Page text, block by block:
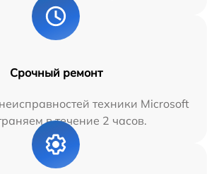
Срочный ремонт
техники Microsoft
в течение 2 часов.